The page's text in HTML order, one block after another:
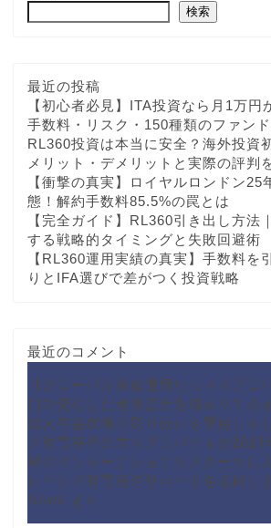
検索
最近の投稿
【初心者必見】ITA投資なら月1万円
手数料・リスク・150種類のファン
RL360投資は本当に安全？海外投資
メリット・デメリットと実際の評判
【衝撃の真実】ロイヤルロンドン25
態！解約手数料85.5%の罠とは
【完全ガイド】RL360引き出し方法
する戦略的タイミングと失敗回避術
【RL360運用実績の真実】手数料を
りとIFA選びで差がつく投資戦略
最近のコメント
【グローバル資産運用ならマイプ
円で安心した老後資金を積み立てる
個人年金保険の取り扱いを開始しま
ア教育移住のマイプロパティが2024
様のインターナショナルスクールに
レーシア教育移住サポートを開始し
News より